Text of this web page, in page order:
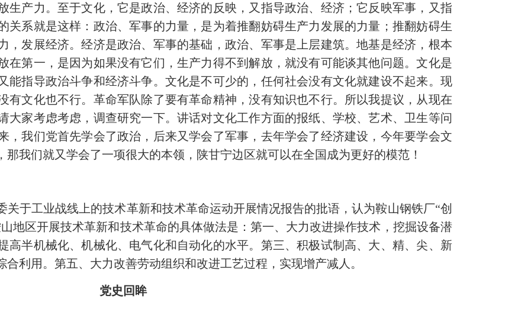
生产力。至于文化，它是政治、经济的反映，又指导政治、经济；它反映军事，又指
关系就是这样：政治、军事的力量，是为着推翻妨碍生产力发展的力量；推翻妨碍生
，发展经济。经济是政治、军事的基础，政治、军事是上层建筑。地基是经济，根本
在第一，是因为如果没有它们，生产力得不到解放，就没有可能谈其他问题。文化是
能指导政治斗争和经济斗争。文化是不可少的，任何社会没有文化就建设不起来。现
有文化也不行。革命军队除了要有革命精神，没有知识也不行。所以我提议，从现在
大家考虑考虑，调查研究一下。讲话对文化工作方面的报纸、学校、艺术、卫生等问
，我们党首先学会了政治，后来又学会了军事，去年学会了经济建设，今年要学会文
我们就又学会了一项很大的本领，陕甘宁边区就可以在全国成为更好的模范！
工业战线上的技术革新和技术革命运动开展情况报告的批语，认为鞍山钢铁厂“创
地区开展技术革新和技术革命的具体做法是：第一、大力改进操作技术，挖掘设备潜
高半机械化、机械化、电气化和自动化的水平。第三、积极试制高、大、精、尖、新
利用。第五、大力改善劳动组织和改进工艺过程，实现增产减人。
党史回眸